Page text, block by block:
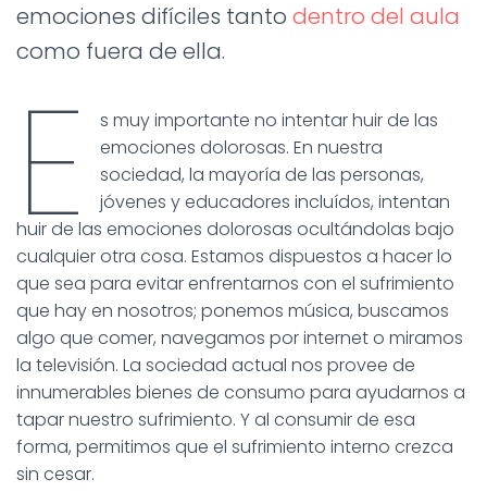
emociones difíciles tanto dentro del aula
como fuera de ella.
E
s muy importante no intentar huir de las
emociones dolorosas. En nuestra
sociedad, la mayoría de las personas,
jóvenes y educadores incluídos, intentan
huir de las emociones dolorosas ocultándolas bajo
cualquier otra cosa. Estamos dispuestos a hacer lo
que sea para evitar enfrentarnos con el sufrimiento
que hay en nosotros; ponemos música, buscamos
algo que comer, navegamos por internet o miramos
la televisión. La sociedad actual nos provee de
innumerables bienes de consumo para ayudarnos a
tapar nuestro sufrimiento. Y al consumir de esa
forma, permitimos que el sufrimiento interno crezca
sin cesar.